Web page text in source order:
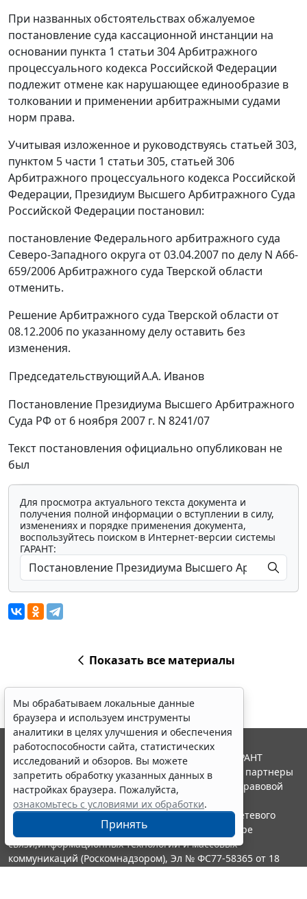
При названных обстоятельствах обжалуемое
постановление суда кассационной инстанции на
основании пункта 1 статьи 304 Арбитражного
процессуального кодекса Российской Федерации
подлежит отмене как нарушающее единообразие в
толковании и применении арбитражными судами
норм права.
Учитывая изложенное и руководствуясь статьей 303,
пунктом 5 части 1 статьи 305, статьей 306
Арбитражного процессуального кодекса Российской
Федерации, Президиум Высшего Арбитражного Суда
Российской Федерации постановил:
постановление Федерального арбитражного суда
Северо-Западного округа от 03.04.2007 по делу N А66-
659/2006 Арбитражного суда Тверской области
отменить.
Решение Арбитражного суда Тверской области от
08.12.2006 по указанному делу оставить без
изменения.
ПредседательствующийА.А. Иванов
Постановление Президиума Высшего Арбитражного
Суда РФ от 6 ноября 2007 г. N 8241/07
Текст постановления официально опубликован не
был
Для просмотра актуального текста документа и
получения полной информации о вступлении в силу,
изменениях и порядке применения документа,
воспользуйтесь поиском в Интернет-версии системы
ГАРАНТ:
Показать все материалы
Мы обрабатываем локальные данные
браузера и используем инструменты
аналитики в целях улучшения и обеспечения
работоспособности сайта, статистических
исследований и обзоров. Вы можете
запретить обработку указанных данных в
настройках браузера. Пожалуйста,
ознакомьтесь с условиями их обработки.
Принять
© ООО "НПП "ГАРАНТ-СЕРВИС", 2026. Система ГАРАНТ
выпускается с 1990 года. Компания "Гарант" и ее партнеры
являются участниками Российской ассоциации правовой
информации ГАРАНТ.
Портал ГАРАНТ.РУ зарегистрирован в качестве сетевого
издания Федеральной службой по надзору в сфере
связи,информационных технологий и массовых
коммуникаций (Роскомнадзором), Эл № ФС77-58365 от 18